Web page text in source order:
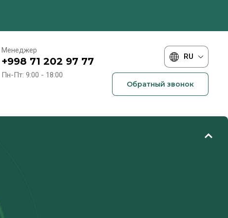
Менеджер
+998 71 202 97 77
Пн-Пт: 9:00 - 18:00
RU
Обратный звонок